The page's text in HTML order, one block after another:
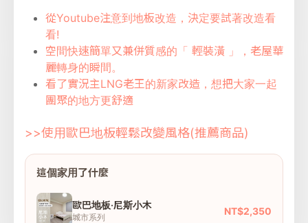
從Youtube注意到地板改造，決定要試著改造看
看!
空間快速簡單又兼併質感的「 輕裝潢 」，老屋華
麗轉身的瞬間。
看了實況主LNG老王的新家改造，想把大家一起
團聚的地方更舒適
>>使用歐巴地板輕鬆改變風格(推薦商品)
這個家用了什麼
歐巴地板·尼斯小木
城市系列
NT$2,350